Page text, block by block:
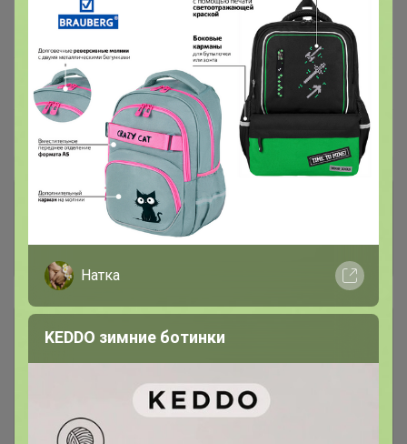
В архиве
Ожидание ~ 14 дней
Пристрой 4 лота
Комментарии к лотам
Описание
Условия участия
Ключевые даты
Натка
KEDDO зимние ботинки